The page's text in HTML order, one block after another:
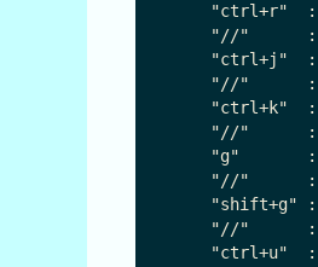
"ctrl+r"
"//"      :
"ctrl+j"
"//"      :
"ctrl+k"
"//"      :
"g"
"//"      :
"shift+g"
"//"      :
"ctrl+u"